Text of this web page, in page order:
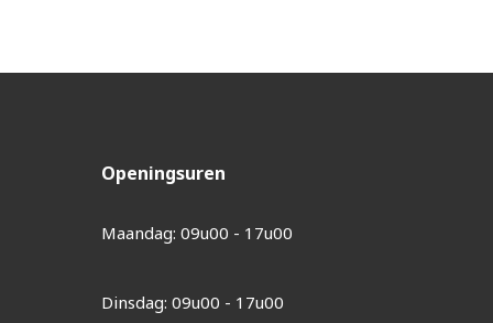
Openingsuren
Maandag: 09u00 - 17u00
Dinsdag: 09u00 - 17u00